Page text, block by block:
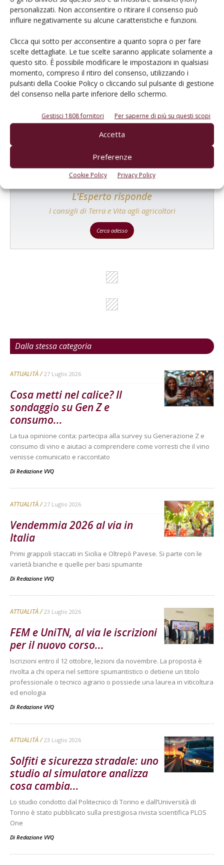
personalizzati. Non acconsentire o ritirare il consenso può
influire negativamente su alcune caratteristiche e funzioni.
Clicca qui sotto per acconsentire a quanto sopra o per fare
scelte dettagliate. Le tue scelte saranno applicate solamente a
questo sito. È possibile modificare le impostazioni in qualsiasi
momento, compreso il ritiro del consenso, utilizzando i
pulsanti della Cookie Policy o cliccando sul pulsante di gestione
del consenso nella parte inferiore dello schermo.
Gestisci 1808 fornitori Per saperne di più su questi scopi
Accetta
Preferenze
Cookie Policy Privacy Policy
Catalogo Aziende e Prodotti
prodotto!
Cerca adesso
L'Esperto risponde
I consigli di Terra e Vita agli agricoltori
Cerca adesso
Dalla stessa categoria
ATTUALITÀ 27 Luglio 2026
Cosa metti nel calice? Il
sondaggio su Gen Z e
consumo...
La tua opinione conta: partecipa alla survey su Generazione Z e
consumo di vino e aiutaci a comprendere come vorresti che il vino
venisse comunicato e raccontato
Di Redazione VVQ
ATTUALITÀ 27 Luglio 2026
Vendemmia 2026 al via in
Italia
Primi grappoli staccati in Sicilia e Oltrepò Pavese. Si parte con le
varietà bianche e quelle per basi spumante
Di Redazione VVQ
ATTUALITÀ 23 Luglio 2026
FEM e UniTN, al via le iscrizioni
per il nuovo corso...
Iscrizioni entro il 12 ottobre, lezioni da novembre. La proposta è
rivolta a chi opera nel settore spumantistico o detiene un titolo
professionale o tecnico agrario o possiede una laurea in viticoltura
ed enologia
Di Redazione VVQ
ATTUALITÀ 23 Luglio 2026
Solfiti e sicurezza stradale: uno
studio al simulatore analizza
cosa cambia...
Lo studio condotto dal Politecnico di Torino e dall’Università di
Torino è stato pubblicato sulla prestigiosa rivista scientifica PLOS
One
Di Redazione VVQ